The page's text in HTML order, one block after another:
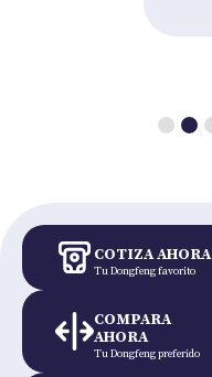
COTIZA AHORA
Tu Dongfeng favorito
COMPARA
AHORA
Tu Dongfeng preferido